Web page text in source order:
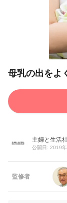
母乳の出をよ
主婦と生活社
公開日: 2019
監修者